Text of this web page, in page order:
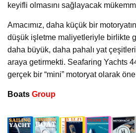
keyifli olmasını sağlayacak
Amacımız, daha küçük bir
düşük işletme maliyetleriyle birlikte
daha büyük, daha pahalı yat
araya getirmekti. Seafaring Yachts
gerçek bir “mini” motoryat olarak öne
Boats Group